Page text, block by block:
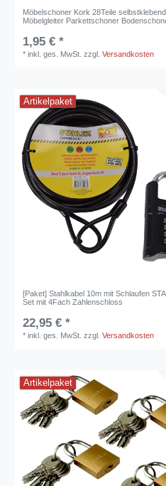
Möbelschoner Kork 28Teile selbstklebend
Möbelgleiter Parkettschoner
1,95 € *
*inkl. ges. MwSt. zzgl.Versandkosten
Artikelpaket
[Paket] Stahlkabel 10m mit Schlaufen
Set mit 4Fach Zahlenschloss
22,95 € *
*inkl. ges. MwSt. zzgl.Versandkosten
Artikelpaket